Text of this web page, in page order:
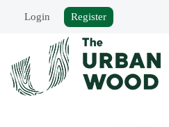
Login Register